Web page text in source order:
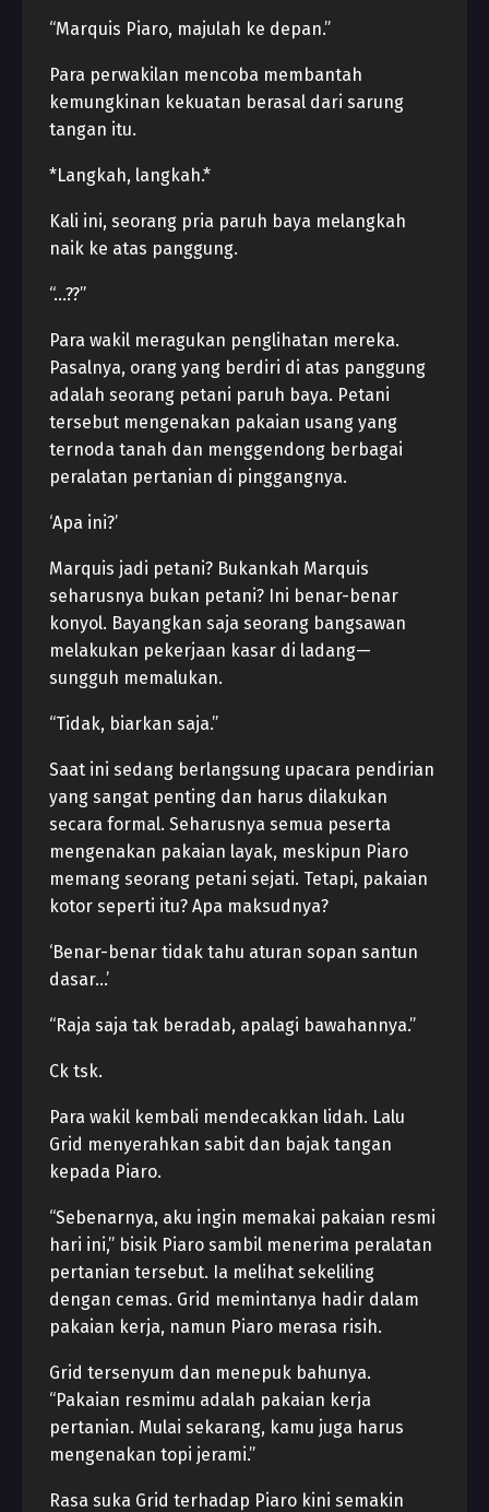
“Marquis Piaro, majulah ke depan.”
Para perwakilan mencoba membantah
kemungkinan kekuatan berasal dari sarung
tangan itu.
*Langkah, langkah.*
Kali ini, seorang pria paruh baya melangkah
naik ke atas panggung.
“…??”
Para wakil meragukan penglihatan mereka.
Pasalnya, orang yang berdiri di atas panggung
adalah seorang petani paruh baya. Petani
tersebut mengenakan pakaian usang yang
ternoda tanah dan menggendong berbagai
peralatan pertanian di pinggangnya.
‘Apa ini?’
Marquis jadi petani? Bukankah Marquis
seharusnya bukan petani? Ini benar-benar
konyol. Bayangkan saja seorang bangsawan
melakukan pekerjaan kasar di ladang—
sungguh memalukan.
“Tidak, biarkan saja.”
Saat ini sedang berlangsung upacara pendirian
yang sangat penting dan harus dilakukan
secara formal. Seharusnya semua peserta
mengenakan pakaian layak, meskipun Piaro
memang seorang petani sejati. Tetapi, pakaian
kotor seperti itu? Apa maksudnya?
‘Benar-benar tidak tahu aturan sopan santun
dasar…’
“Raja saja tak beradab, apalagi bawahannya.”
Ck tsk.
Para wakil kembali mendecakkan lidah. Lalu
Grid menyerahkan sabit dan bajak tangan
kepada Piaro.
“Sebenarnya, aku ingin memakai pakaian resmi
hari ini,” bisik Piaro sambil menerima peralatan
pertanian tersebut. Ia melihat sekeliling
dengan cemas. Grid memintanya hadir dalam
pakaian kerja, namun Piaro merasa risih.
Grid tersenyum dan menepuk bahunya.
“Pakaian resmimu adalah pakaian kerja
pertanian. Mulai sekarang, kamu juga harus
mengenakan topi jerami.”
Rasa suka Grid terhadap Piaro kini semakin